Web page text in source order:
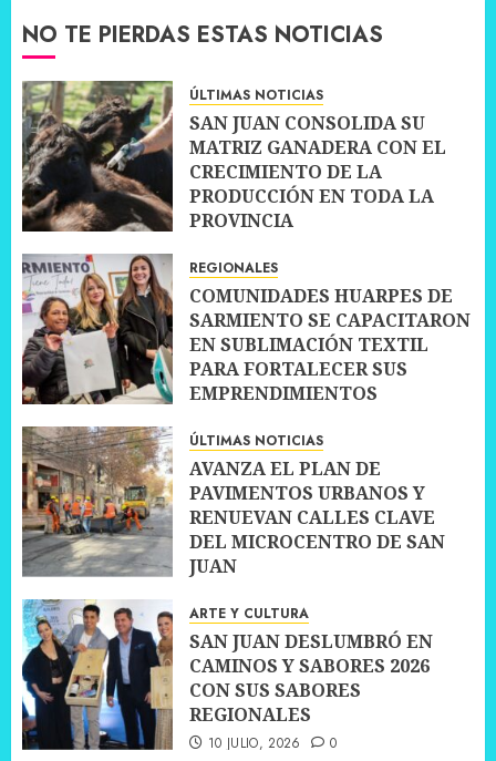
NO TE PIERDAS ESTAS NOTICIAS
ÚLTIMAS NOTICIAS
SAN JUAN CONSOLIDA SU
MATRIZ GANADERA CON EL
CRECIMIENTO DE LA
PRODUCCIÓN EN TODA LA
PROVINCIA
REGIONALES
COMUNIDADES HUARPES DE
SARMIENTO SE CAPACITARON
EN SUBLIMACIÓN TEXTIL
PARA FORTALECER SUS
EMPRENDIMIENTOS
ÚLTIMAS NOTICIAS
AVANZA EL PLAN DE
PAVIMENTOS URBANOS Y
RENUEVAN CALLES CLAVE
DEL MICROCENTRO DE SAN
JUAN
ARTE Y CULTURA
SAN JUAN DESLUMBRÓ EN
CAMINOS Y SABORES 2026
CON SUS SABORES
REGIONALES
10 JULIO, 2026 0